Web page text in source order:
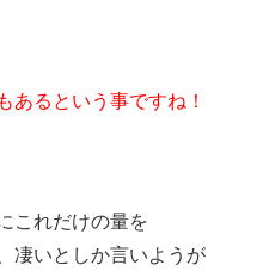
あるという事ですね！
これだけの量を
凄いとしか言いようが